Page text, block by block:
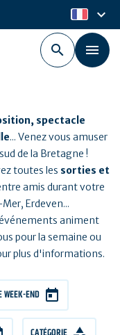
fr
keyboard_arrow_down
spectacle
... Venez vous amuser
de la Bretagne !
toutes les sorties et
amis durant votre
Erdeven...
animent
pour la semaine ou
plus d'informations.
WEEK-END